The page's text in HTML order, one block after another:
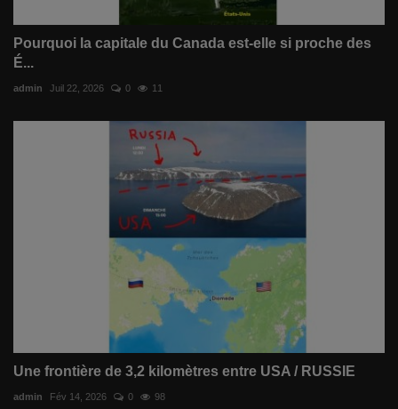
Pourquoi la capitale du Canada est-elle si proche des
É...
admin Juil 22, 2026 0 11
Une frontière de 3,2 kilomètres entre USA / RUSSIE
admin Fév 14, 2026 0 98